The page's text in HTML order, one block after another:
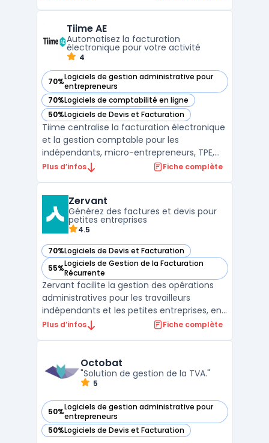
gestion des équipes et des plannings,
facturation, etc. Tol ...
Tiime AE
Automatisez la facturation
électronique pour votre activité
4
70%Logiciels de gestion administrative pour
entrepreneurs
— voir Tiime AE dans cette catégorie
70%Logiciels de comptabilité en ligne
— voir Tiime AE dans cette catégorie
50%Logiciels de Devis et Facturation
— voir Tiime AE dans cette catégorie
Tiime centralise la facturation électronique
et la gestion comptable pour les
indépendants, micro-entrepreneurs, TPE,
professions libérales et experts-
entourant la facture numérique modifie
l'organisation des cabinets ...
Plus d’infos Fiche complète
Zervant
Générez des factures et devis pour
petites entreprises
4.5
70%Logiciels de Devis et Facturation
— voir Zervant dans cette catégorie
55%Logiciels de Gestion de la Facturation
Récurrente
— voir Zervant dans cette catégorie
Zervant facilite la gestion des opérations
administratives pour les travailleurs
indépendants et les petites entreprises, en
couvrant l’édition de documents
comptables. L’outil prend en charge des
tâches telles que la gestion d ...
Plus d’infos Fiche complète
Octobat
"Solution de gestion de la TVA."
5
50%Logiciels de gestion administrative pour
entrepreneurs
— voir Octobat dans cette catégorie
50%Logiciels de Devis et Facturation
— voir Octobat dans cette catégorie